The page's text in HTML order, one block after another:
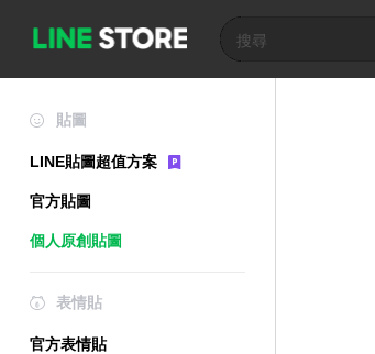
貼圖
LINE貼圖超值方案
官方貼圖
個人原創貼圖
表情貼
官方表情貼